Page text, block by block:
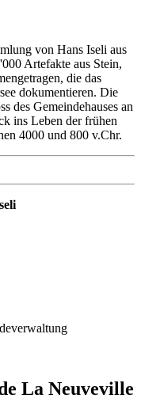
von Hans Iseli aus
Artefakte aus Stein,
die das
dokumentieren. Die
des Gemeindehauses an
ins Leben der frühen
4000 und 800 v.Chr.
La Neuveville